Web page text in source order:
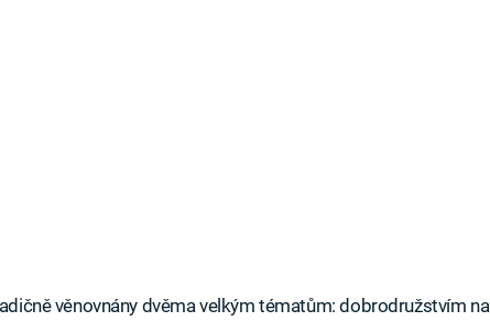
věnovnány dvěma velkým tématům: dobrodružstvím na